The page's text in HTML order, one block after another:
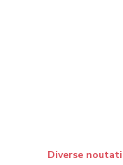
Diverse noutati